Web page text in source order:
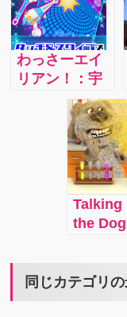
ら流れる音楽
の曲名を、僅
か4秒で認識。
さらにあなた
自身が歌う曲
や、ハミング
す る曲も認識
できます
わっさーエイ
リアン！：宇
宙空間から光
を照射、きら
めく地球の姿
に惹かれて地
球を侵略しに
宇宙人がやっ
てくるので、
そこを様々な
尽にし、いろ
Talking
the
が楽し
同じカテゴリ